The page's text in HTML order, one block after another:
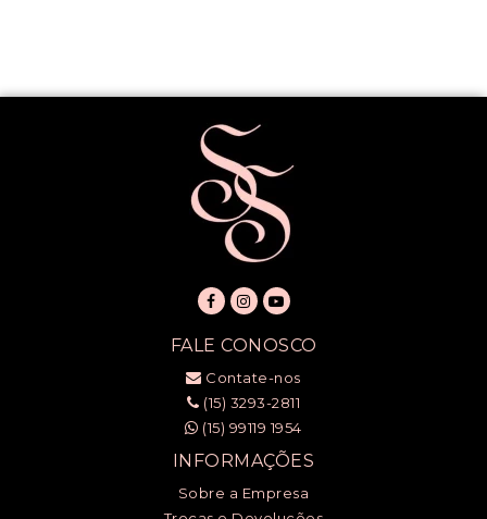
FALE CONOSCO
Contate-nos
(15) 3293-2811
(15) 99119 1954
INFORMAÇÕES
Sobre a Empresa